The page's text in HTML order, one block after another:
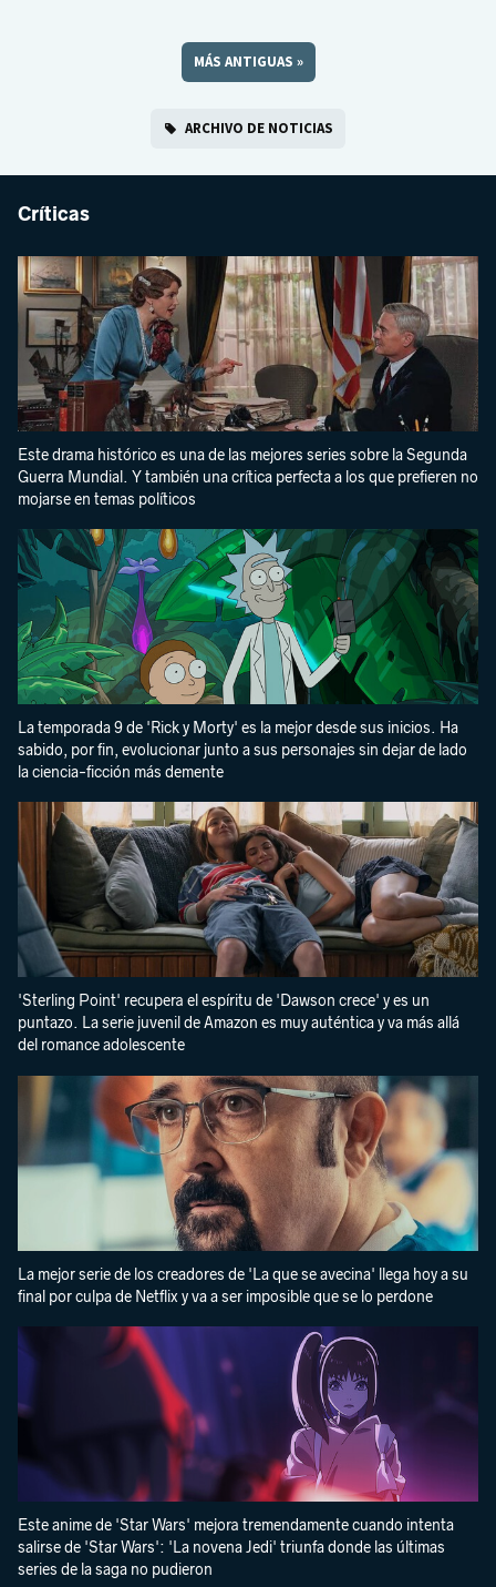
MÁS ANTIGUAS »
ARCHIVO DE NOTICIAS
Críticas
Este drama histórico es una de las mejores series sobre la Segunda
Guerra Mundial. Y también una crítica perfecta a los que prefieren no
mojarse en temas políticos
La temporada 9 de 'Rick y Morty' es la mejor desde sus inicios. Ha
sabido, por fin, evolucionar junto a sus personajes sin dejar de lado
la ciencia-ficción más demente
'Sterling Point' recupera el espíritu de 'Dawson crece' y es un
puntazo. La serie juvenil de Amazon es muy auténtica y va más allá
del romance adolescente
La mejor serie de los creadores de 'La que se avecina' llega hoy a su
final por culpa de Netflix y va a ser imposible que se lo perdone
Este anime de 'Star Wars' mejora tremendamente cuando intenta
salirse de 'Star Wars': 'La novena Jedi' triunfa donde las últimas
series de la saga no pudieron